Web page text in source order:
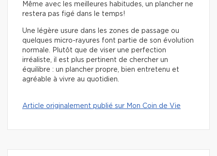
Même avec les meilleures habitudes, un plancher ne
restera pas figé dans le temps!
Une légère usure dans les zones de passage ou
quelques micro-rayures font partie de son évolution
normale. Plutôt que de viser une perfection
irréaliste, il est plus pertinent de chercher un
équilibre : un plancher propre, bien entretenu et
agréable à vivre au quotidien.
Article originalement publié sur Mon Coin de Vie